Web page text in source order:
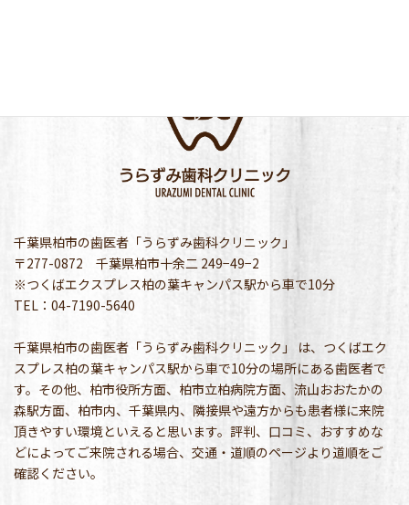
千葉県柏市の歯医者「うらずみ歯科クリニック」
〒277-0872 千葉県柏市十余二 249−49−2
※つくばエクスプレス柏の葉キャンパス駅から車で10分
TEL：04-7190-5640
千葉県柏市の歯医者「うらずみ歯科クリニック」 は、つくばエク
スプレス柏の葉キャンパス駅から車で10分の場所にある歯医者で
す。その他、柏市役所方面、柏市立柏病院方面、流山おおたかの
森駅方面、柏市内、千葉県内、隣接県や遠方からも患者様に来院
頂きやすい環境といえると思います。評判、口コミ、おすすめな
どによってご来院される場合、交通・道順のページより道順をご
確認ください。